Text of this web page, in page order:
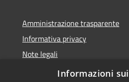
Amministrazione trasparente
Informativa privacy
Note legali
Dichiarazione di accessibilità
Informazioni